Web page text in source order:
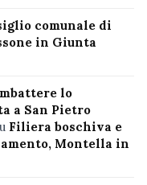
comunale di
in Giunta
lo
a San Pietro
Filiera boschiva e
Montella in